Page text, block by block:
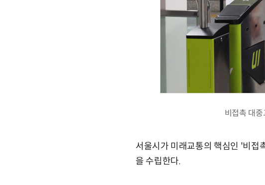
비접촉 대
서울시가 미래교통의 핵심인 '비접
을 수립한다.